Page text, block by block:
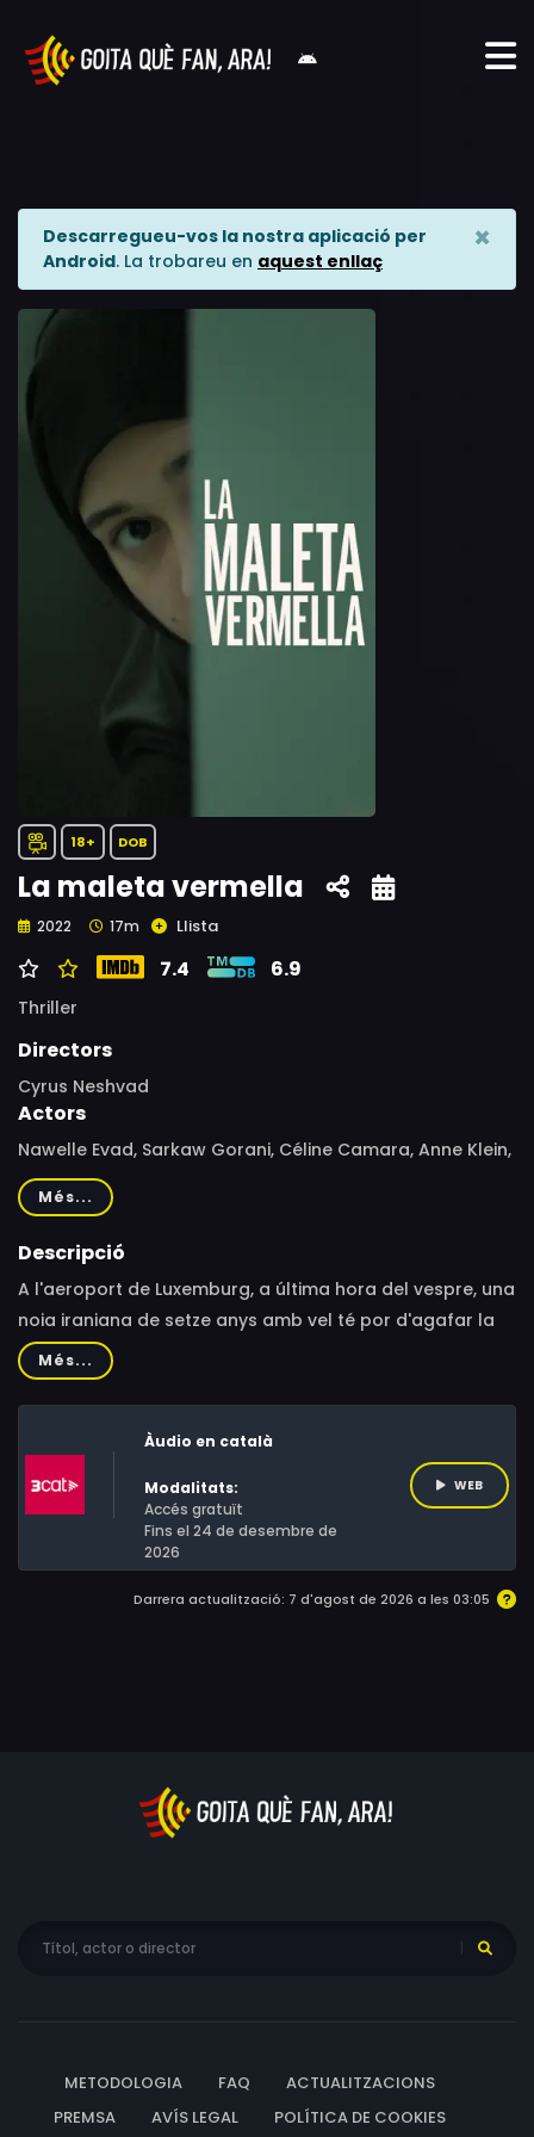
Descarregueu-vos la nostra aplicació per
Android. La trobareu en aquest enllaç
×
18+ DOB
La maleta vermella
2022 17m Llista
7.4 6.9
Thriller
Directors
Cyrus Neshvad
Actors
Nawelle Evad, Sarkaw Gorani, Céline Camara, Anne Klein,
Jerome Burelbach, Denis Jousselin, Oscar Garcia Martin
Més...
Descripció
A l'aeroport de Luxemburg, a última hora del vespre, una
noia iraniana de setze anys amb vel té por d'agafar la
seva maleta vermella de la cinta transportadora. No fa
més que posposar el moment de passar per la porta
d'arribada i sembla cada cop més aterrida.
Més...
Àudio en català
Modalitats:
Accés gratuït
Fins el 24 de desembre de
2026
WEB
Darrera actualització: 7 d'agost de 2026 a les 03:05
METODOLOGIA FAQ
ACTUALITZACIONS
PREMSA
AVÍS LEGAL POLÍTICA DE COOKIES